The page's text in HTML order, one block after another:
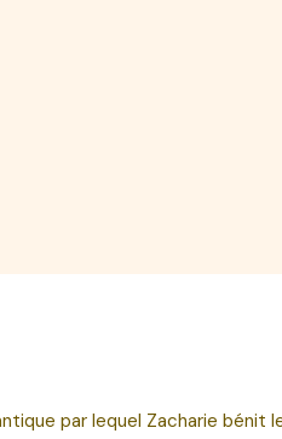
par lequel Zacharie bénit